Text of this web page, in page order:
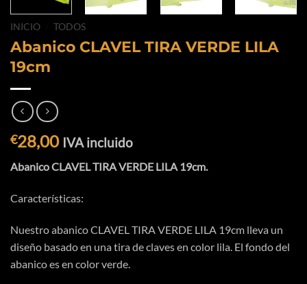
INICIO TODOS
Abanico CLAVEL TIRA VERDE LILA
19cm
€28,00 IVA incluido
Abanico CLAVEL TIRA VERDE LILA 19cm.
Características:
Nuestro abanico CLAVEL TIRA VERDE LILA 19cm lleva un
diseño basado en una tira de claves en color lila. El fondo del
abanico es en color verde.